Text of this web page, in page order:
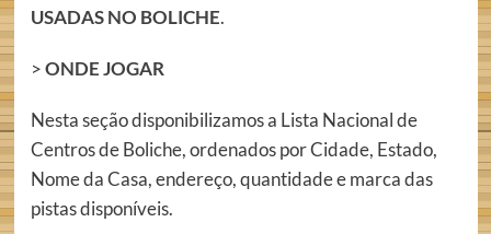
USADAS NO BOLICHE.
>ONDE JOGAR
Nesta seção disponibilizamos a Lista Nacional de
Centros de Boliche, ordenados por Cidade, Estado,
Nome da Casa, endereço, quantidade e marca das
pistas disponíveis.